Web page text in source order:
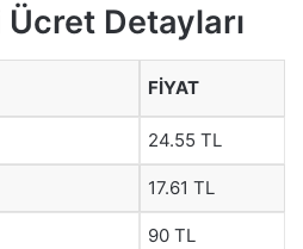
Detayları
FIYAT
24.55 TL
17.61 TL
90 TL